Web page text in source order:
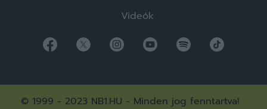
Videók
© 1999 - 2023 NB1.HU - Minden jog fenntartva!